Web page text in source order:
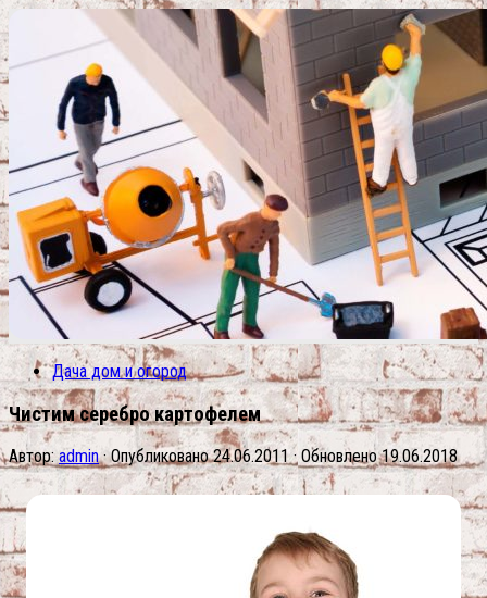
Дача дом и огород
Чистим серебро картофелем
Автор:admin · Опубликовано24.06.2011· Обновлено19.06.2018